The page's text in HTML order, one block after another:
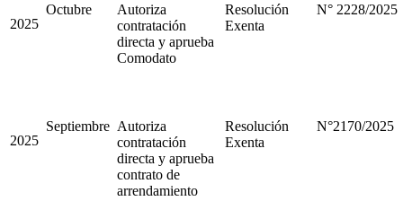
2025
Octubre
Autoriza
contratación
directa y aprueba
Comodato
Resolución
Exenta
N° 2228/2025
2025
Septiembre Autoriza
contratación
directa y aprueba
contrato de
arrendamiento
Resolución
Exenta
N°2170/2025